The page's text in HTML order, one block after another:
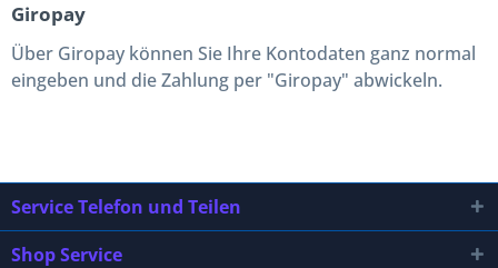
Giropay
Über Giropay können Sie Ihre Kontodaten ganz normal
eingeben und die Zahlung per "Giropay" abwickeln.
Service Telefon und Teilen
Shop Service